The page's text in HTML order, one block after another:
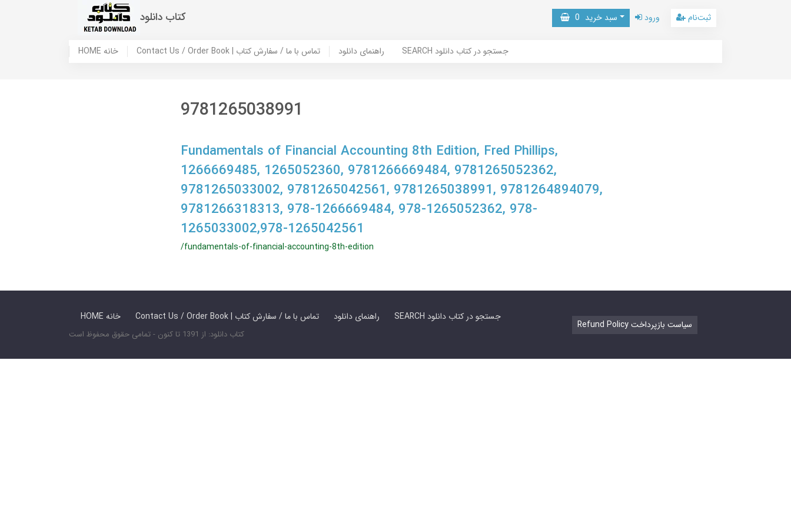
کتاب دانلود سبد خرید 0 ورود ثبت‌نام
HOME خانه Contact Us / Order Book | تماس با ما / سفارش کتاب راهنمای دانلود SEARCH جستجو در کتاب دانلود
9781265038991
Fundamentals of Financial Accounting 8th Edition, Fred Phillips,
1266669485, 1265052360, 9781266669484, 9781265052362,
9781265033002, 9781265042561, 9781265038991, 9781264894079,
9781266318313, 978-1266669484, 978-1265052362, 978-
1265033002,978-1265042561
/fundamentals-of-financial-accounting-8th-edition
HOME خانه Contact Us / Order Book | تماس با ما / سفارش کتاب راهنمای دانلود SEARCH جستجو در کتاب دانلود
کتاب دانلود: از 1391 تا کنون - تمامی حقوق محفوظ است
Refund Policy سیاست بازپرداخت